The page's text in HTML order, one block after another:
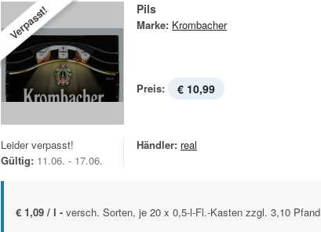
Verpasst! Pils
Marke: Krombacher
Preis: € 10,99
Leider verpasst!
Gültig: 11.06. - 17.06.
Händler: real
€ 1,09 / l - versch. Sorten, je 20 x 0,5-l-Fl.-Kasten zzgl. 3,10 Pfand